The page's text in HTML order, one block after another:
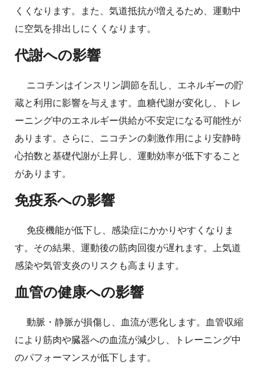
くくなります。また、気道抵抗が増えるため、運動中
に空気を排出しにくくなります。
代謝への影響
ニコチンはインスリン調節を乱し、エネルギーの貯
蔵と利用に影響を与えます。血糖代謝が変化し、トレ
ーニング中のエネルギー供給が不安定になる可能性が
あります。さらに、ニコチンの刺激作用により安静時
心拍数と基礎代謝が上昇し、運動効率が低下すること
があります。
免疫系への影響
免疫機能が低下し、感染症にかかりやすくなりま
す。その結果、運動後の筋肉回復が遅れます。上気道
感染や気管支炎のリスクも高まります。
血管の健康への影響
動脈・静脈が損傷し、血流が悪化します。血管収縮
により筋肉や臓器への血流が減少し、トレーニング中
のパフォーマンスが低下します。